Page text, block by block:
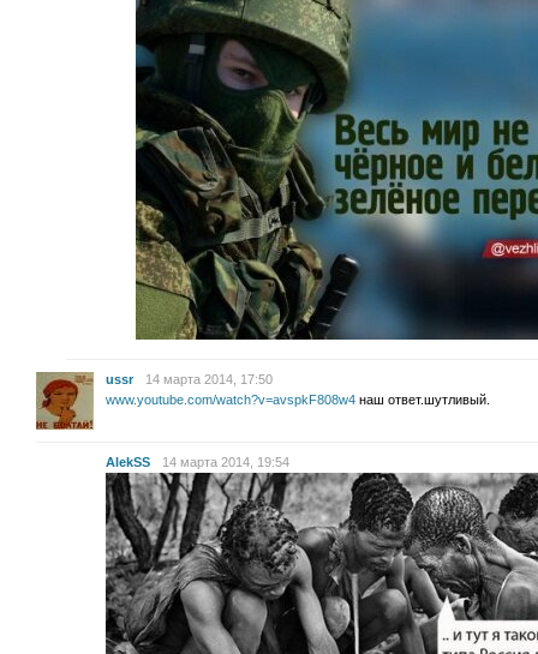
ussr
14 марта 2014, 17:50
www.youtube.com/watch?v=avspkF808w4 наш ответ.шутливый.
AlekSS 14 марта 2014, 19:54